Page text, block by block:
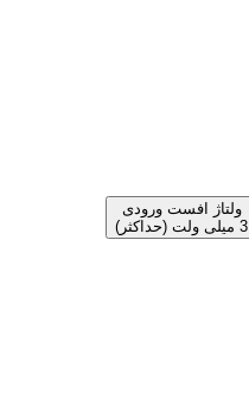
ولتاژ افست ورودی
3 میلی ولت (حداکثر)